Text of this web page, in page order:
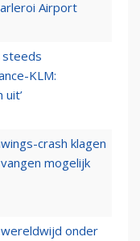
Airport
steeds
KLM:
uit’
crash klagen
mogelijk
onder